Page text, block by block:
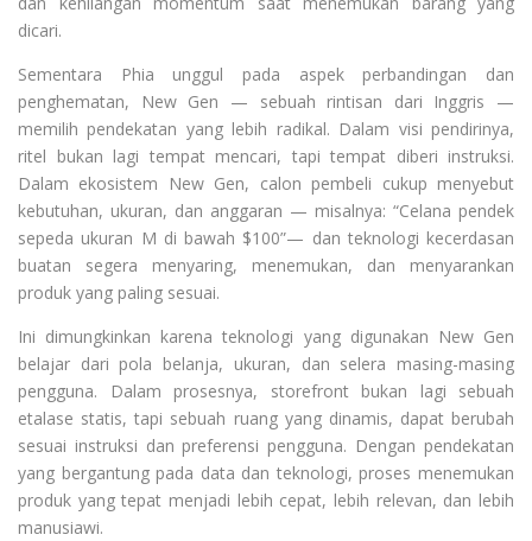
dicari.
Sementara Phia unggul pada aspek perbandingan dan
penghematan, New Gen — sebuah rintisan dari Inggris —
memilih pendekatan yang lebih radikal. Dalam visi pendirinya,
ritel bukan lagi tempat mencari, tapi tempat diberi instruksi.
Dalam ekosistem New Gen, calon pembeli cukup menyebut
kebutuhan, ukuran, dan anggaran — misalnya: “Celana pendek
sepeda ukuran M di bawah $100”— dan teknologi kecerdasan
buatan segera menyaring, menemukan, dan menyarankan
produk yang paling sesuai.
Ini dimungkinkan karena teknologi yang digunakan New Gen
belajar dari pola belanja, ukuran, dan selera masing-masing
pengguna. Dalam prosesnya, storefront bukan lagi sebuah
etalase statis, tapi sebuah ruang yang dinamis, dapat berubah
sesuai instruksi dan preferensi pengguna. Dengan pendekatan
yang bergantung pada data dan teknologi, proses menemukan
produk yang tepat menjadi lebih cepat, lebih relevan, dan lebih
manusiawi.